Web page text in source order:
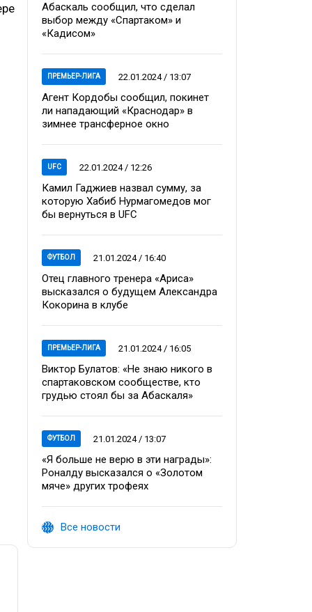
Абаскаль сообщил, что сделал
выбор между «Спартаком» и
«Кадисом»
ПРЕМЬЕР-ЛИГА 22.01.2024 / 13:07
Агент Кордобы сообщил, покинет
ли нападающий «Краснодар» в
зимнее трансферное окно
UFC 22.01.2024 / 12:26
Камил Гаджиев назвал сумму, за
которую Хабиб Нурмагомедов мог
бы вернуться в UFC
ФУТБОЛ 21.01.2024 / 16:40
Отец главного тренера «Ариса»
высказался о будущем Александра
Кокорина в клубе
ПРЕМЬЕР-ЛИГА 21.01.2024 / 16:05
Виктор Булатов: «Не знаю никого в
спартаковском сообществе, кто
грудью стоял бы за Абаскаля»
ФУТБОЛ 21.01.2024 / 13:07
«Я больше не верю в эти награды»:
Роналду высказался о «Золотом
мяче» других трофеях
Все новости